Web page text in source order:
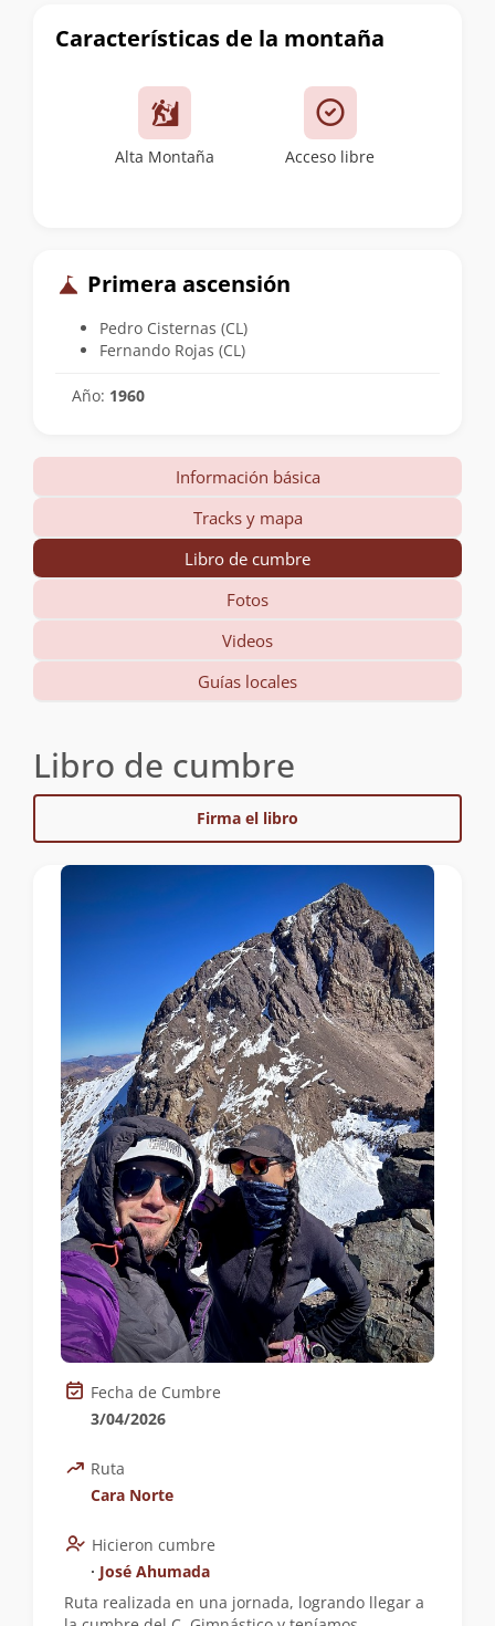
Características de la montaña
Alta Montaña Acceso libre
Primera ascensión
Pedro Cisternas (CL)
Fernando Rojas (CL)
Año: 1960
Información básica
Tracks y mapa
Libro de cumbre
Fotos
Videos
Guías locales
Libro de cumbre
Firma el libro
Fecha de Cumbre
3/04/2026
Ruta
Cara Norte
Hicieron cumbre
∙ José Ahumada
Ruta realizada en una jornada, logrando llegar a